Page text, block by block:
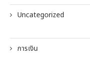
Uncategorized
การเงิน